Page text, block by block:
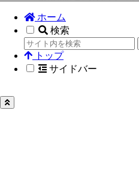
ホーム
検索
トップ
サイドバー